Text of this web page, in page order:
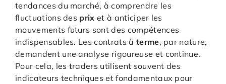
tendances du marché, à comprendre les
fluctuations des prix et à anticiper les
mouvements futurs sont des compétences
indispensables. Les contrats à terme, par nature,
demandent une analyse rigoureuse et continue.
Pour cela, les traders utilisent souvent des
indicateurs techniques et fondamentaux pour